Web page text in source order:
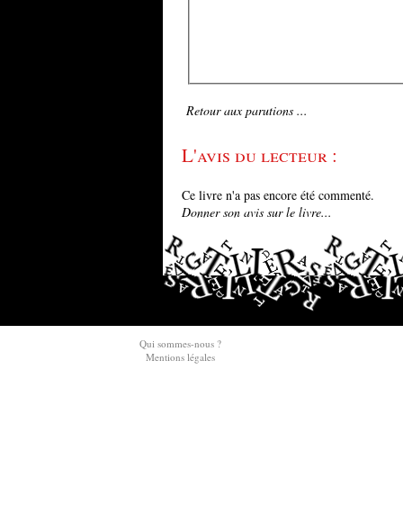
Retour aux parutions ...
L'avis du lecteur :
Ce livre n'a pas encore été commenté.
Donner son avis sur le livre...
Qui sommes-nous ?
Mentions légales